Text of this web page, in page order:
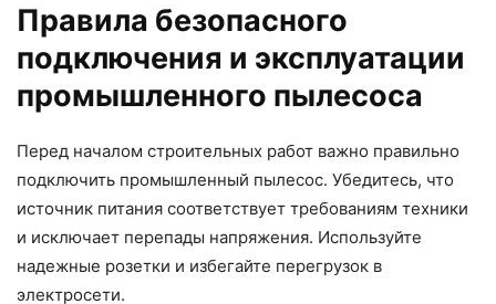
Правила безопасного
подключения и эксплуатации
промышленного пылесоса
Перед началом строительных работ важно правильно
подключить промышленный пылесос. Убедитесь, что
источник питания соответствует требованиям техники
и исключает перепады напряжения. Используйте
надежные розетки и избегайте перегрузок в
электросети.